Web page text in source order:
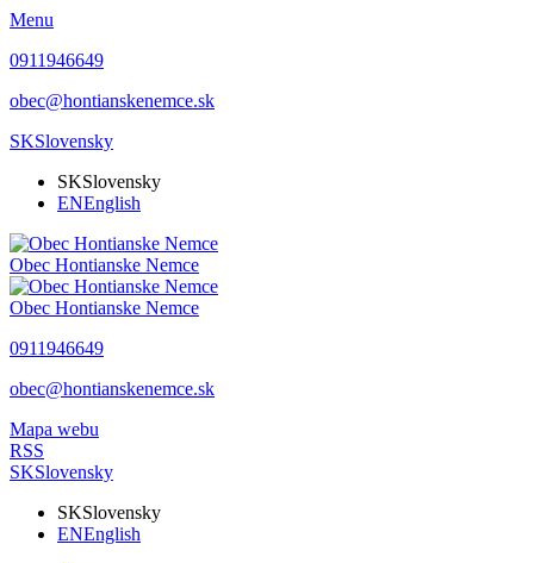
Menu
0911946649
obec@hontianskenemce.sk
SKSlovensky
SKSlovensky
ENEnglish
Obec Hontianske Nemce
Obec Hontianske Nemce
0911946649
obec@hontianskenemce.sk
Mapa webu
RSS
SKSlovensky
SKSlovensky
ENEnglish